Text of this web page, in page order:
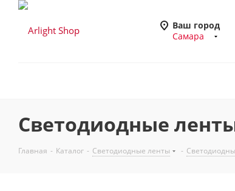
Ваш город
Самара
Светодиодные
Главная - Каталог - Светодиодные ленты -